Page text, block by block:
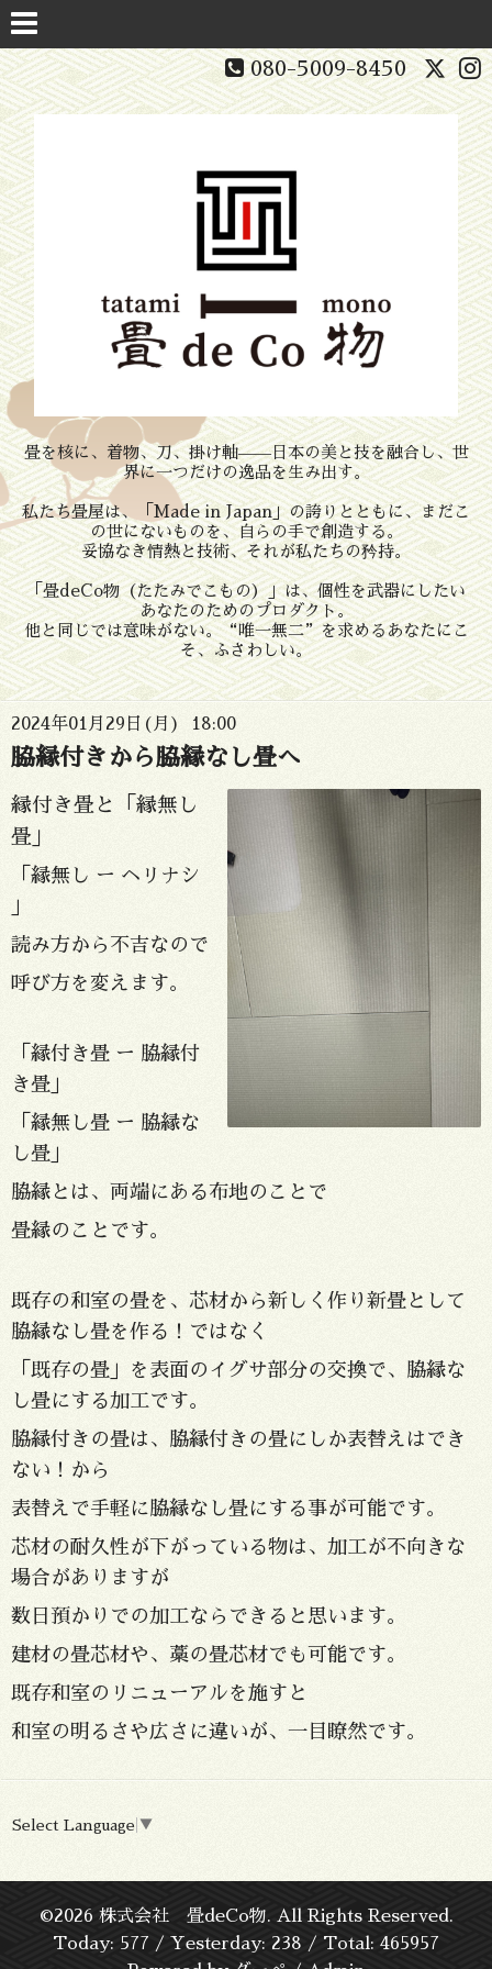
080-5009-8450
畳を核に、着物、刀、掛け軸——日本の美と技を融合し、世
界に一つだけの逸品を生み出す。
私たち畳屋は、「Made in Japan」の誇りとともに、まだこ
の世にないものを、自らの手で創造する。
妥協なき情熱と技術、それが私たちの矜持。
「畳deCo物（たたみでこもの）」は、個性を武器にしたい
あなたのためのプロダクト。
他と同じでは意味がない。“唯一無二”を求めるあなたにこ
そ、ふさわしい。
2024年01月29日(月) 18:00
脇縁付きから脇縁なし畳へ
縁付き畳と「縁無し
畳」
「縁無し ー ヘリナシ
」
読み方から不吉なので
呼び方を変えます。
「縁付き畳 ー 脇縁付
き畳」
「縁無し畳 ー 脇縁な
し畳」
脇縁とは、両端にある布地のことで
畳縁のことです。
既存の和室の畳を、芯材から新しく作り新畳として
脇縁なし畳を作る！ではなく
「既存の畳」を表面のイグサ部分の交換で、脇縁な
し畳にする加工です。
脇縁付きの畳は、脇縁付きの畳にしか表替えはでき
ない！から
表替えで手軽に脇縁なし畳にする事が可能です。
芯材の耐久性が下がっている物は、加工が不向きな
場合がありますが
数日預かりでの加工ならできると思います。
建材の畳芯材や、藁の畳芯材でも可能です。
既存和室のリニューアルを施すと
和室の明るさや広さに違いが、一目瞭然です。
Select Language ▼
©2026 株式会社 畳deCo物. All Rights Reserved.
Today: 577 / Yesterday: 238 / Total: 465957